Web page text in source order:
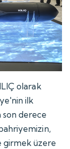
olarak
ilk
son derece
girmek üzere